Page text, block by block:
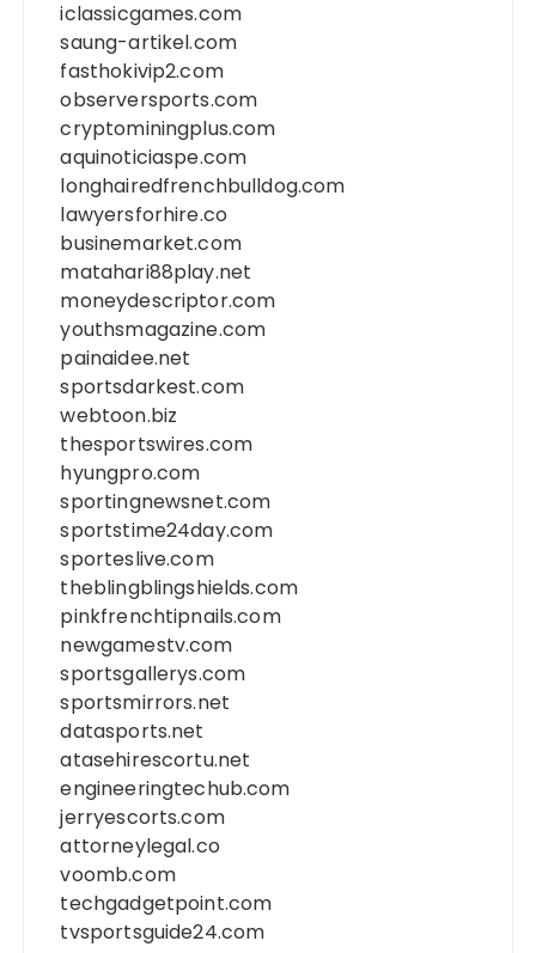
iclassicgames.com
saung-artikel.com
fasthokivip2.com
observersports.com
cryptominingplus.com
aquinoticiaspe.com
longhairedfrenchbulldog.com
lawyersforhire.co
businemarket.com
matahari88play.net
moneydescriptor.com
youthsmagazine.com
painaidee.net
sportsdarkest.com
webtoon.biz
thesportswires.com
hyungpro.com
sportingnewsnet.com
sportstime24day.com
sporteslive.com
theblingblingshields.com
pinkfrenchtipnails.com
newgamestv.com
sportsgallerys.com
sportsmirrors.net
datasports.net
atasehirescortu.net
engineeringtechub.com
jerryescorts.com
attorneylegal.co
voomb.com
techgadgetpoint.com
tvsportsguide24.com